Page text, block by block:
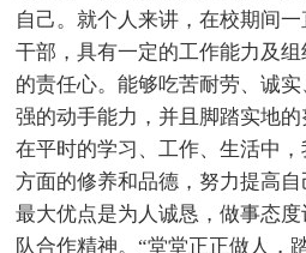
自己。就个人来讲，在校期间
干部，具有一定的工作能力及
的责任心。能够吃苦耐劳、诚
强的动手能力，并且脚踏实地的
在平时的学习、工作、生活中
方面的修养和品德，努力提高
最大优点是为人诚恳，做事态
队合作精神。“堂堂正正做人，